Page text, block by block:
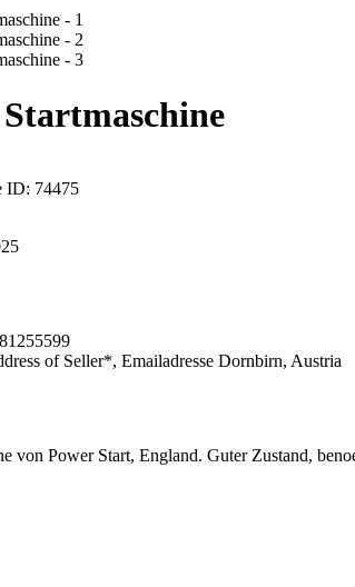
ID: 74475
of Seller*, Emailadresse Dornbirn, Austria
von Power Start, England. Guter Zustand,